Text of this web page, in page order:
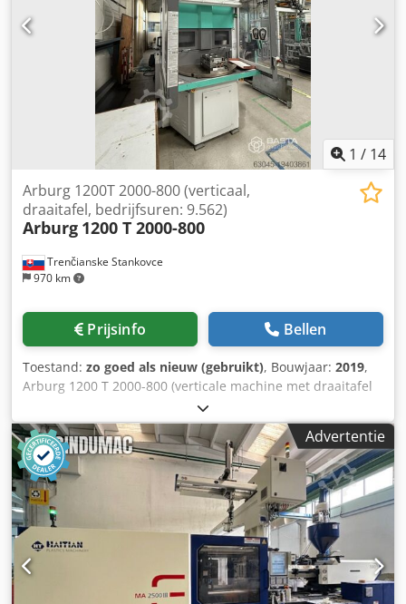
1 / 14
Trenčianske Stankovce
970 km
Arburg 1200T 2000-800 (verticaal,
draaitafel, bedrijfsuren: 9.562)
Arburg 1200 T 2000-800
Prijsinfo Bellen
Toestand: zo goed als nieuw (gebruikt), Bouwjaar: 2019,
Arburg 1200 T 2000-800 (verticale machine met draaitafel
1200 mm) Sluiteenheid 2000T tafeldiameter: 1200 mm
Hoekverdraaiing: 180 graden Sluitkracht: 200 ton Max.
openingskracht kN/mm: 115/500 Crjdpfx Aowugczob Tjf
Spuiteenheid Schroefdiameter: 45 mm Shotvolume: 318
cm3 Shotgewicht: 291 g Inspuitdruk: 2470 bar 1. Model: T-
model 2. Machinetype: 1200 T 2000 - 800 3.
Plastificeereenheid: Thermoplastische cilinder 45 mm,
hoog slijtvast 4. Schroef: Versterkte schroefkoppeling voor
wigvormige koppelingsgeometrie 5. Besturing: SELOGICA
'direct' besturing 6. Technologiestap: Stap 2 servo-
gestuurd met 2 regelpompen 7. Draaitafel: Geavanceerde
Advertentie